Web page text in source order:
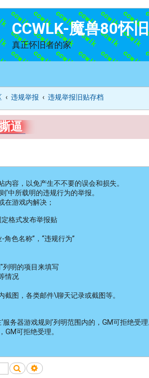
CCWLK-魔兽80怀
真正怀旧者的家
违规举报 违规举报旧贴存档
逼
容，以免产生不不要的误会和损失。
’中所载明的违规行为的举报。
在游戏内解决；
格式发布举报贴
色名称”，“违规行为”
列明的项目来填写
情况
截图，各类邮件\聊天记录或截图等。
服务器游戏规则’列明范围内的，GM可拒绝受理
GM可拒绝受理。
搜索 高级搜索